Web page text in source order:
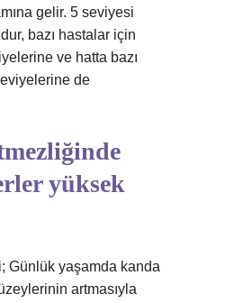
gelir. 5 seviyesi
bazı hastalar için
ve hatta bazı
de
yüksek
Günlük yaşamda kanda
artmasıyla